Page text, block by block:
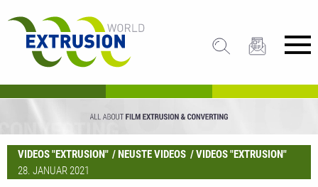
VIDEOS "EXTRUSION" NEUSTE VIDEOS VIDEOS "EXTRUSION"
28. JANUAR 2021